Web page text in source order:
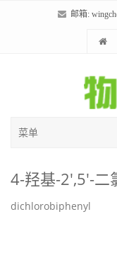
邮箱:
菜单
4-羟基-2',5'-二
dichlorobiphenyl